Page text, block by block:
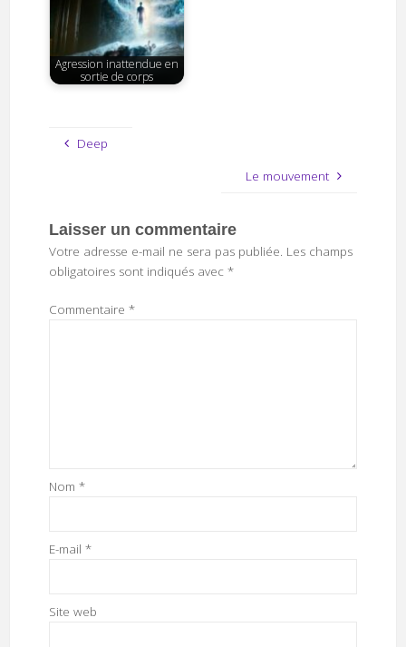
Agression inattendue en
sortie de corps
Deep
Le mouvement
Laisser un commentaire
Votre adresse e-mail ne sera pas publiée. Les champs
obligatoires sont indiqués avec *
Commentaire *
Nom *
E-mail *
Site web